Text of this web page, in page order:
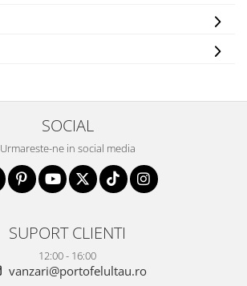
SOCIAL
Urmareste-ne in social media
SUPORT CLIENTI
12:00 - 16:00
vanzari@portofelultau.ro